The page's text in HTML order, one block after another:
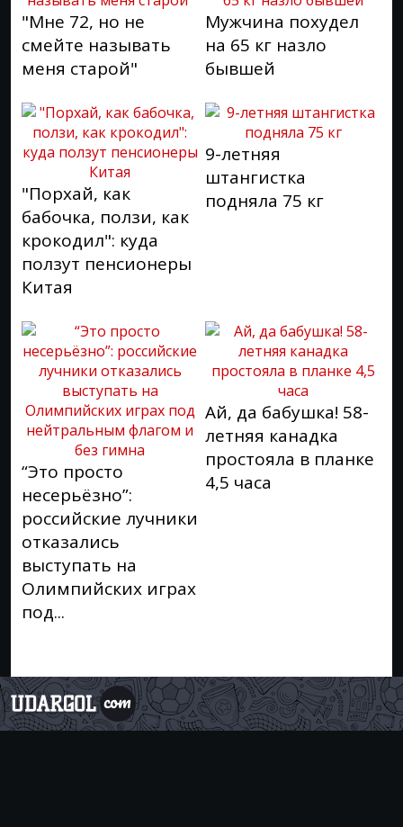
"Мне 72, но не
смейте называть
меня старой"
Мужчина похудел
на 65 кг назло
бывшей
"Порхай, как
бабочка, ползи, как
крокодил": куда
ползут пенсионеры
Китая
9-летняя
штангистка
подняла 75 кг
“Это просто
несерьёзно”:
российские лучники
отказались
выступать на
Олимпийских играх
под...
Ай, да бабушка! 58-
летняя канадка
простояла в планке
4,5 часа